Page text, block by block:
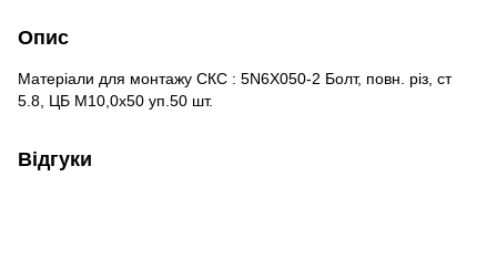
Опис
Матеріали для монтажу СКС : 5N6X050-2 Болт, повн. різ, ст
5.8, ЦБ М10,0х50 уп.50 шт.
Відгуки